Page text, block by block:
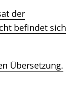
der
befindet sich
Übersetzung.